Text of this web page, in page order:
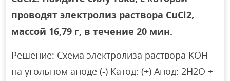
проводят электролиз раствора CuCl2,
массой 16,79 г, в течение 20 мин.
Решение: Схема электролиза раствора KOH
на угольном аноде (-) Катод: (+) Анод: 2Н2О +